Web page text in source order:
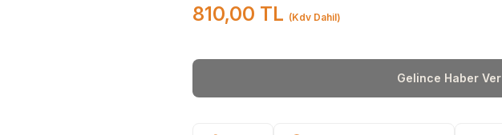
810,00 TL (Kdv Dahil)
Gelince Haber Ver